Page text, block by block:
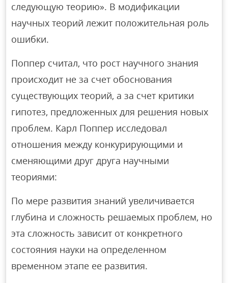
следующую теорию». В модификации
научных теорий лежит положительная роль
ошибки.
Поппер считал, что рост научного знания
происходит не за счет обоснования
существующих теорий, а за счет критики
гипотез, предложенных для решения новых
проблем. Карл Поппер исследовал
отношения между конкурирующими и
сменяющими друг друга научными
теориями:
По мере развития знаний увеличивается
глубина и сложность решаемых проблем, но
эта сложность зависит от конкретного
состояния науки на определенном
временном этапе ее развития.